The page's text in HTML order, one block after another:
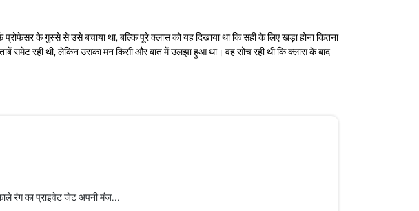
के गुस्से से उसे बचाया था, बल्कि पूरे क्लास को यह दिखाया था कि सही के लिए खड़ा होना कितना
समेट रही थी, लेकिन उसका मन किसी और बात में उलझा हुआ था। वह सोच रही थी कि क्लास के बाद
रंग का प्राइवेट जेट अपनी मंज़...